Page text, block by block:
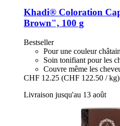
Khadi® Coloration
Brown", 100 g
Bestseller
Pour une couleur
Soin tonifiant pour les
Couvre même les
CHF 12.25 (CHF 122.50 / kg)
Livraison jusqu'au 13 août